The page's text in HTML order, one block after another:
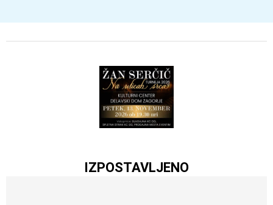
IZPOSTAVLJENO